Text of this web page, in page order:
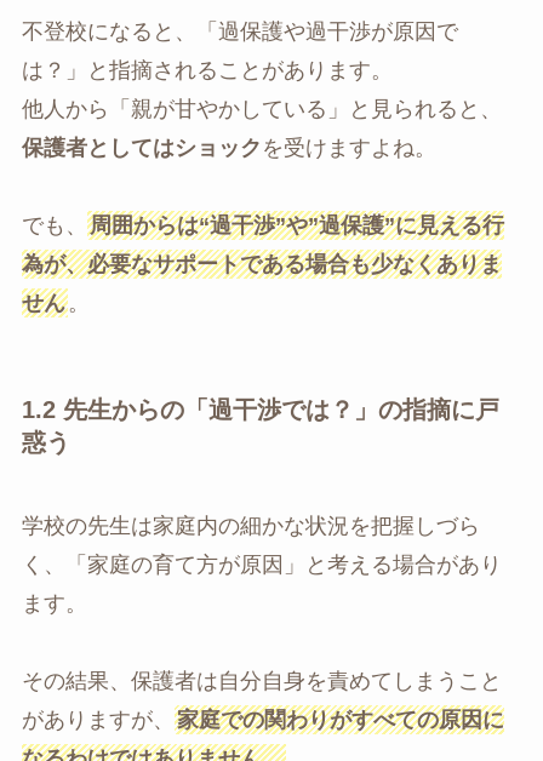
不登校になると、「過保護や過干渉が原因で
は？」と指摘されることがあります。
他人から「親が甘やかしている」と見られると、
保護者としてはショック を受けますよね。
でも、 周囲からは“過干渉”や”過保護”に見える行
為が、必要なサポートである場合も少なくありま
せん。
1.2 先生からの「過干渉では？」の指摘に戸
惑う
学校の先生は家庭内の細かな状況を把握しづら
く、「家庭の育て方が原因」と考える場合があり
ます。
その結果、保護者は自分自身を責めてしまうこと
がありますが、 家庭での関わりがすべての原因に